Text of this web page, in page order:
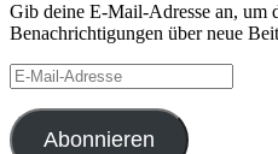
Gib deine E-Mail-Adresse an, um
Benachrichtigungen über neue
E-
Mail-
Adresse
Abonnieren